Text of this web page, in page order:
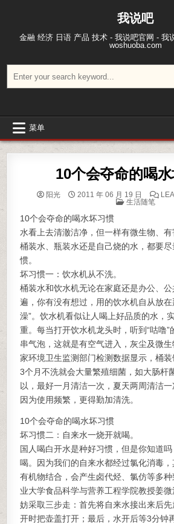
我说吧
金融 经济 日语 产品 技术 - 我说吧官网 - 我
woshuoba.com
菜单
10个会夺命的喝
阳光 2011 年 06 月 19 日
POSTED IN
生活随笔
10个会夺命的喝水坏习惯
水看上去清澈洁净，但一样有微生物、
桶装水、瓶装水还是自己烧的水，都要
惯。
坏习惯一：饮水机从不洗。
桶装水和饮水机无论在家庭还是办公、
遍，你有没有想过，用的饮水机自从放在
澡”。饮水机看似让人喝上好品质的水，
重。每当打开饮水机龙头时，听到“咕噜
串气泡，这就是有空气进入，灰尘及微
家环境卫生监测部门检测数据显示，桶
3个月不洗就会大量繁殖细菌，如大肠杆
以，最好一月清洁一次，夏天两周清洁
因为使用频繁，更得勤加清洗。
10个会夺命的喝水坏习惯
坏习惯二：自来水一烧开就喝。
国人喝白开水是种好习惯，但是你知道
喝。因为我们的自来水都经过氯化消毒
有机物结合，会产生卤代烃、氯仿等多
业大学食品科学与营养工程学院教授姜
妨采取三步走：首先将自来水接出来后
开时把壶盖打开；最后，水开后等3分钟